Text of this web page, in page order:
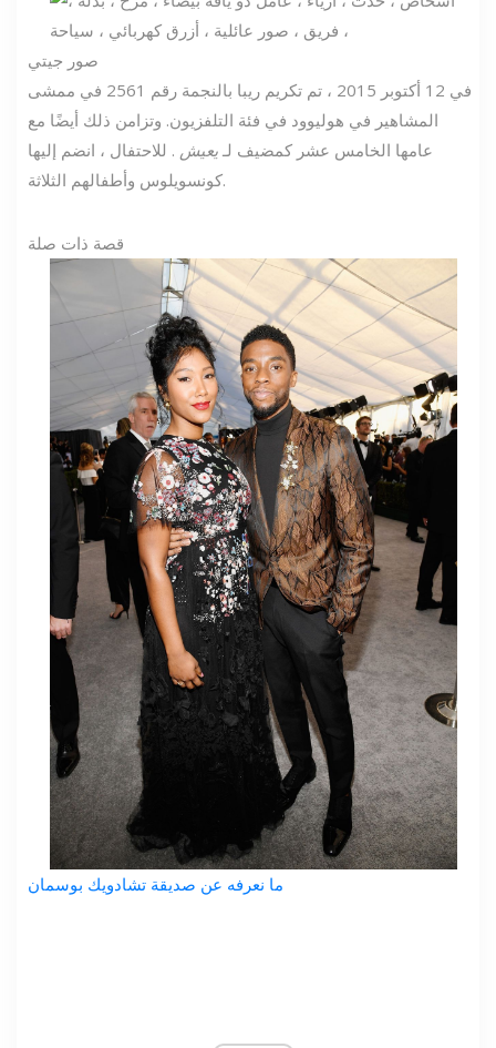
صور جيتي
في 12 أكتوبر 2015 ، تم تكريم ريبا بالنجمة رقم 2561 في ممشى
المشاهير في هوليوود في فئة التلفزيون. وتزامن ذلك أيضًا مع
عامها الخامس عشر كمضيف لـ يعيش . للاحتفال ، انضم إليها
كونسويلوس وأطفالهم الثلاثة.
قصة ذات صلة
ما نعرفه عن صديقة تشادويك بوسمان